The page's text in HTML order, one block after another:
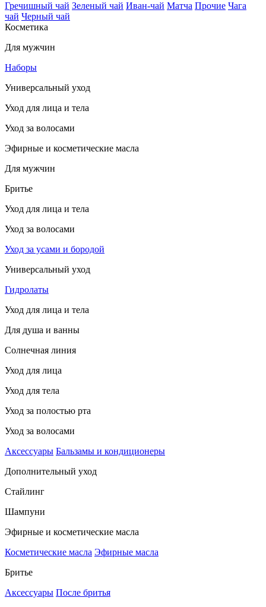
Гречишный чай Зеленый чай Иван-чай Матча Прочие Чага
чай Черный чай
Косметика
Для мужчин
Наборы
Универсальный уход
Уход для лица и тела
Уход за волосами
Эфирные и косметические масла
Для мужчин
Бритье
Уход для лица и тела
Уход за волосами
Уход за усами и бородой
Универсальный уход
Гидролаты
Уход для лица и тела
Для душа и ванны
Солнечная линия
Уход для лица
Уход для тела
Уход за полостью рта
Уход за волосами
Аксессуары Бальзамы и кондиционеры
Дополнительный уход
Стайлинг
Шампуни
Эфирные и косметические масла
Косметические масла Эфирные масла
Бритье
Аксессуары После бритья